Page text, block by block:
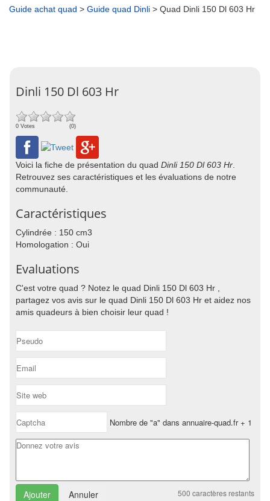
Guide achat quad > Guide quad Dinli > Quad Dinli 150 Dl 603 Hr
Dinli 150 Dl 603 Hr
0 Votes (0)
Voici la fiche de présentation du quad Dinli 150 Dl 603 Hr
Retrouvez ses caractéristiques et les évaluations de notre
communauté.
Caractéristiques
Cylindrée : 150 cm3
Homologation : Oui
Evaluations
C'est votre quad ? Notez le quad Dinli 150 Dl 603 Hr ,
partagez vos avis sur le quad Dinli 150 Dl 603 Hr et aidez nos
amis quadeurs à bien choisir leur quad !
Nombre de "a" dans annuaire-quad.fr + 1
Annuler 500 caractères restants